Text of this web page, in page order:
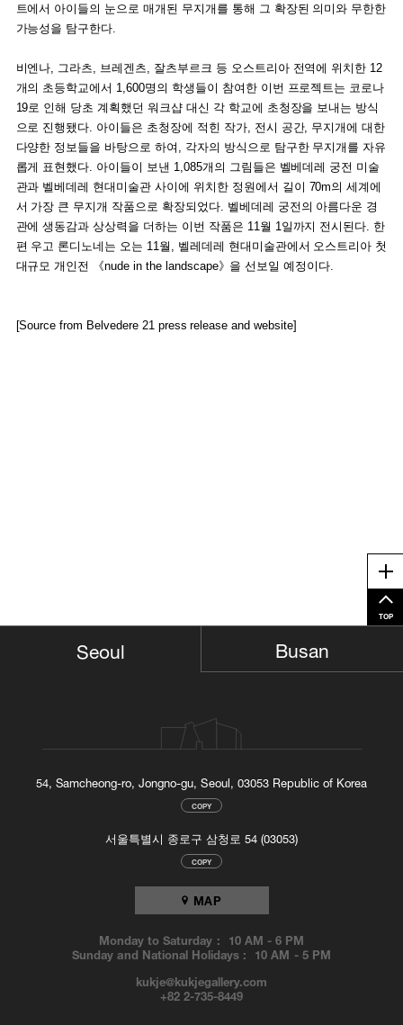
트에서 아이들의 눈으로 매개된 무지개를 통해 그 확장된 의미와 무한한
가능성을 탐구한다.
비엔나, 그라츠, 브레겐츠, 잘츠부르크 등 오스트리아 전역에 위치한 12
개의 초등학교에서 1,600명의 학생들이 참여한 이번 프로젝트는 코로나
19로 인해 당초 계획했던 워크샵 대신 각 학교에 초청장을 보내는 방식
으로 진행됐다. 아이들은 초청장에 적힌 작가, 전시 공간, 무지개에 대한
다양한 정보들을 바탕으로 하여, 각자의 방식으로 탐구한 무지개를 자유
롭게 표현했다. 아이들이 보낸 1,085개의 그림들은 벨베데레 궁전 미술
관과 벨베데레 현대미술관 사이에 위치한 정원에서 길이 70m의 세계에
서 가장 큰 무지개 작품으로 확장되었다. 벨베데레 궁전의 아름다운 경
관에 생동감과 상상력을 더하는 이번 작품은 11월 1일까지 전시된다. 한
편 우고 론디노네는 오는 11월, 벨레데레 현대미술관에서 오스트리아 첫
대규모 개인전 《nude in the landscape》을 선보일 예정이다.
[Source from Belvedere 21 press release and website]
TOP
Seoul
54, Samcheong-ro, Jongno-gu, Seoul, 03053 Republic of Korea
COPY
서울특별시 종로구 삼청로 54 (03053)
COPY
MAP
Monday to Saturday : 10 AM -6 PM
Sunday and National Holidays : 10 AM -5 PM
kukje@kukjegallery.com
+82 2-735-8449
Busan